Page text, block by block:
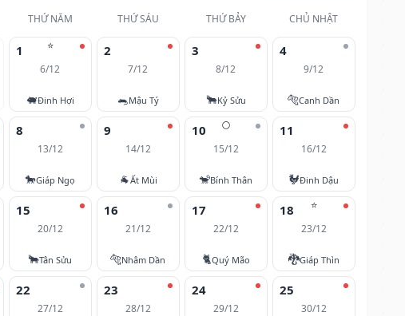
THỨ NĂM THỨ SÁU THỨ BẢY CHỦ NHẬT
⭐
1
6/12
🐖Đinh Hợi
2
7/12
🐀Mậu Tý
3
8/12
🐂Kỷ Sửu
4
9/12
🐅Canh Dần
8
13/12
🐎Giáp Ngọ
9
14/12
🐐Ất Mùi
🌕
10
15/12
🐒Bính Thân
11
16/12
🐓Đinh Dậu
15
20/12
🐂Tân Sửu
16
21/12
🐅Nhâm Dần
17
22/12
🐈Quý Mão
⭐
18
23/12
🐉Giáp Thìn
22
27/12
23
28/12
24
29/12
25
30/12